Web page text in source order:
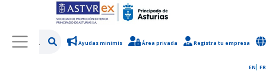
Ayudas minimis Área privada Registra tu empresa
EN FR